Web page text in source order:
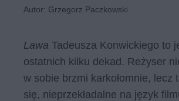
Autor: Grzegorz Paczkowski
Lawa Tadeusza Konwickiego to
ostatnich kilku dekad. Reżyser
w sobie brzmi karkołomnie, lecz
się, nieprzekładalne na język